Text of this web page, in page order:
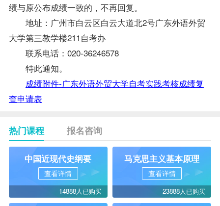
绩与原公布成绩一致的，不再回复。
地址：广州市白云区白云大道北2号广东外语外贸
大学第三教学楼211自考办
联系电话：020-36246578
特此通知。
成绩附件-广东外语外贸大学自考实践考核成绩复
查申请表
热门课程 报名咨询
中国近现代史纲要
查看详情
14888人已购买
马克思主义基本原理
查看详情
23888人已购买